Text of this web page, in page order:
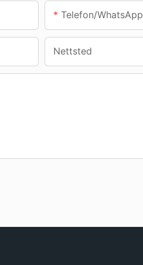
Telefon/whatsApp
Nettsted